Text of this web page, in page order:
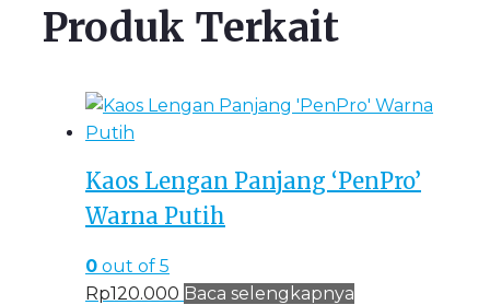
Produk Terkait
Kaos Lengan Panjang ‘PenPro’
Warna Putih
0 out of 5
Rp120.000 Baca selengkapnya